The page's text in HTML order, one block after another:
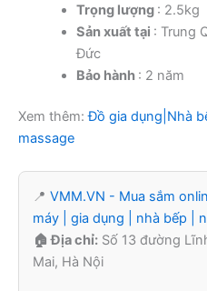
Trọng lượng : 2.5kg
Sản xuất tại : Trung
Đức
Bảo hành : 2 năm
Xem thêm:Đồ gia dụng|Nhà
massage
📍 VMM.VN - Mua sắm
máy | gia dụng | nhà bếp |
🏠 Địa chỉ: Số 13 đường
Mai, Hà Nội